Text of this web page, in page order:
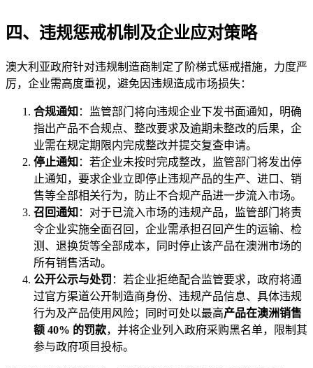
四、违规惩戒机制及企业应对策略
澳大利亚政府针对违规制造商制定了阶梯式惩戒措施，力度严
厉，企业需高度重视，避免因违规造成市场损失：
合规通知 ：监管部门将向违规企业下发书面通知，明确
指出产品不合规点、整改要求及逾期未整改的后果，企
业需在规定期限内完成整改并提交复查申请。
停止通知 ：若企业未按时完成整改，监管部门将发出停
止通知，要求企业立即停止违规产品的生产、进口、销
售等全部相关行为，防止不合规产品进一步流入市场。
召回通知 ：对于已流入市场的违规产品，监管部门将责
令企业实施全面召回，企业需承担召回产生的运输、检
测、退换货等全部成本，同时停止该产品在澳洲市场的
所有销售活动。
公开公示与处罚 ：若企业拒绝配合监管要求，政府将通
过官方渠道公开制造商身份、违规产品信息、具体违规
行为及产品使用风险；同时可处以最高产品在澳洲销售
额 40% 的罚款，并将企业列入政府采购黑名单，限制其
参与政府项目投标。